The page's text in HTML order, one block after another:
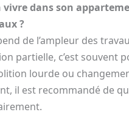
vivre dans son
?
de l’ampleur des
partielle, c’est souvent
lourde ou
il est recommandé de